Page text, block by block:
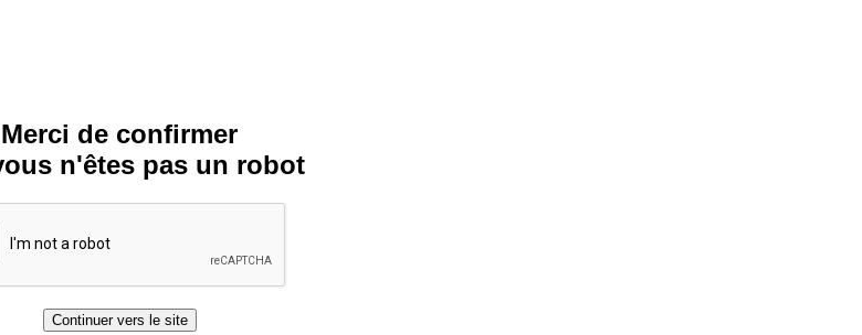
Merci de confirmer
n'êtes pas un robot
Continuer vers le site